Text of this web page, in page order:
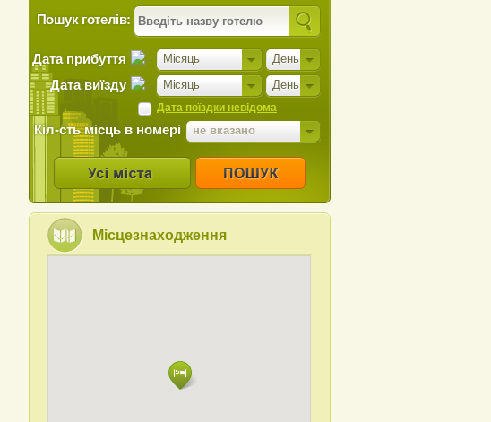
Пошук готелів:
Місяць День
Дата прибуття
Місяць День
Дата виїзду
Дата поїздки невідома
Кіл-сть місць в номері не вказано
Місцезнаходження